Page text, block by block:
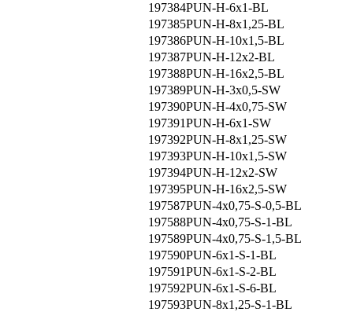
197384PUN-H-6x1-BL
197385PUN-H-8x1,25-BL
197386PUN-H-10x1,5-BL
197387PUN-H-12x2-BL
197388PUN-H-16x2,5-BL
197389PUN-H-3x0,5-SW
197390PUN-H-4x0,75-SW
197391PUN-H-6x1-SW
197392PUN-H-8x1,25-SW
197393PUN-H-10x1,5-SW
197394PUN-H-12x2-SW
197395PUN-H-16x2,5-SW
197587PUN-4x0,75-S-0,5-BL
197588PUN-4x0,75-S-1-BL
197589PUN-4x0,75-S-1,5-BL
197590PUN-6x1-S-1-BL
197591PUN-6x1-S-2-BL
197592PUN-6x1-S-6-BL
197593PUN-8x1,25-S-1-BL